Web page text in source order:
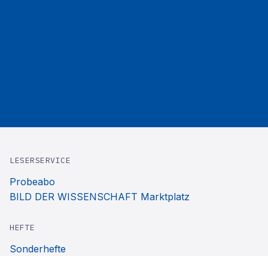
LESERSERVICE
Probeabo
BILD DER WISSENSCHAFT Marktplatz
HEFTE
Sonderhefte